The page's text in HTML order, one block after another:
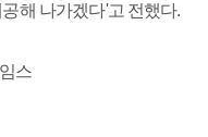
해 나가겠다'고 전했다.
스